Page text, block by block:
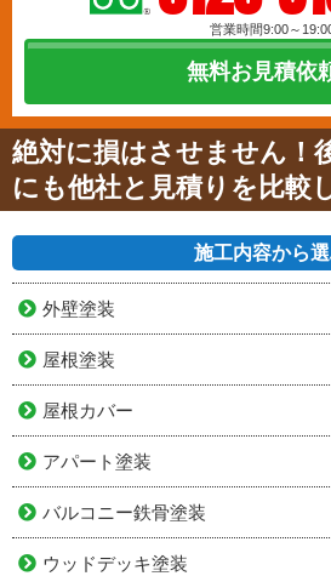
営業時間9:00～
無料お見積依
絶対に損はさせません！
にも他社と見積りを比較
施工内容から
外壁塗装
屋根塗装
屋根カバー
アパート塗装
バルコニー鉄骨塗装
ウッドデッキ塗装